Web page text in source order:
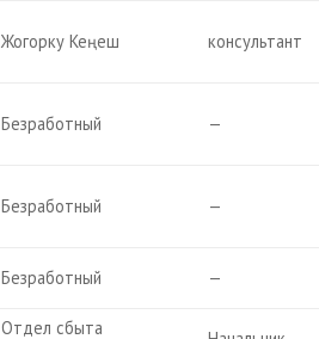
Жогорку Кеңеш консультант
Безработный —
Безработный —
Безработный —
Отдел сбыта